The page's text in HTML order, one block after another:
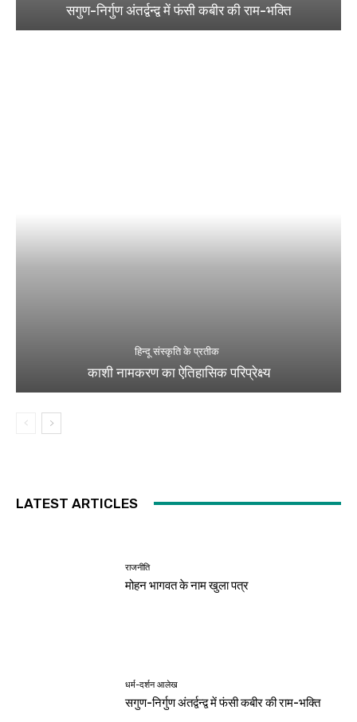
सगुण-निर्गुण अंतर्द्वन्द्व में फंसी कबीर की राम-भक्ति
हिन्दू संस्कृति के प्रतीक
काशी नामकरण का ऐतिहासिक परिप्रेक्ष्य
LATEST ARTICLES
राजनीति
मोहन भागवत के नाम खुला पत्र
धर्म-दर्शन आलेख
सगुण-निर्गुण अंतर्द्वन्द्व में फंसी कबीर की राम-भक्ति